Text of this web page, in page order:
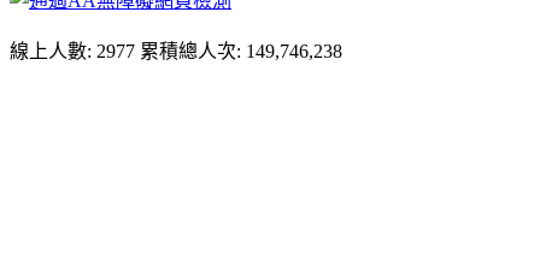
線上人數: 2977 累積總人次: 149,746,238